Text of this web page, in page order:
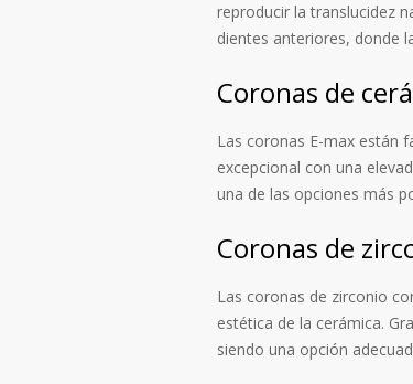
reproducir la translucidez
dientes anteriores, donde
Coronas de
Las coronas E-max están
excepcional con una
una de las opciones más
Coronas de
Las coronas de zirconio
estética de la cerámica.
siendo una opción